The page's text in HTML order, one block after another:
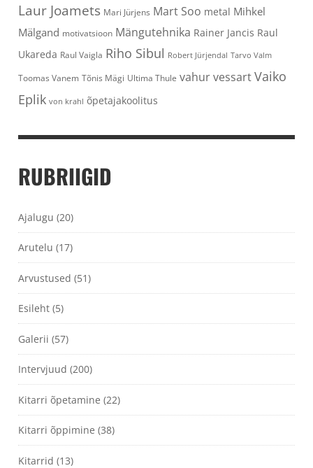
Laur Joamets Mari Jürjens Mart Soo metal Mihkel
Mälgand motivatsioon Mängutehnika Rainer Jancis Raul
Ukareda Raul Vaigla Riho Sibul Robert Jürjendal Tarvo Valm
Toomas Vanem Tõnis Mägi Ultima Thule vahur vessartVaiko
Eplik von krahl õpetajakoolitus
RUBRIIGID
Ajalugu (20)
Arutelu (17)
Arvustused (51)
Esileht (5)
Galerii (57)
Intervjuud (200)
Kitarri õpetamine (22)
Kitarri õppimine (38)
Kitarrid (13)